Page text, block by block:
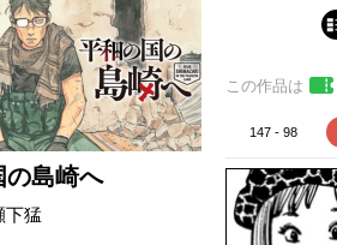
の島崎へ
下猛
この作品は
147 - 98